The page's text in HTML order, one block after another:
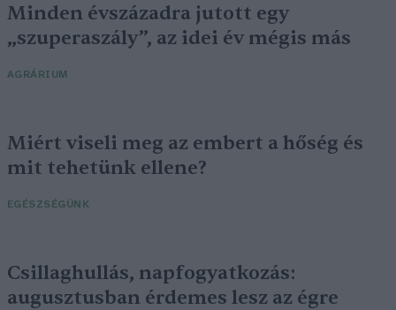
Minden évszázadra jutott egy
„szuperaszály”, az idei év mégis más
AGRÁRIUM
Miért viseli meg az embert a hőség és
mit tehetünk ellene?
EGÉSZSÉGÜNK
Csillaghullás, napfogyatkozás:
augusztusban érdemes lesz az égre